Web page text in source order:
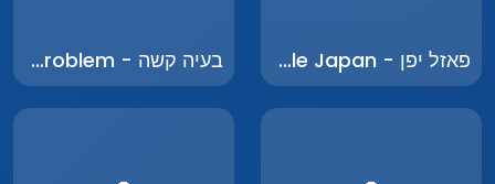
פאזל יפן - Puzzle Japan בעיה קשה - Hard Problem